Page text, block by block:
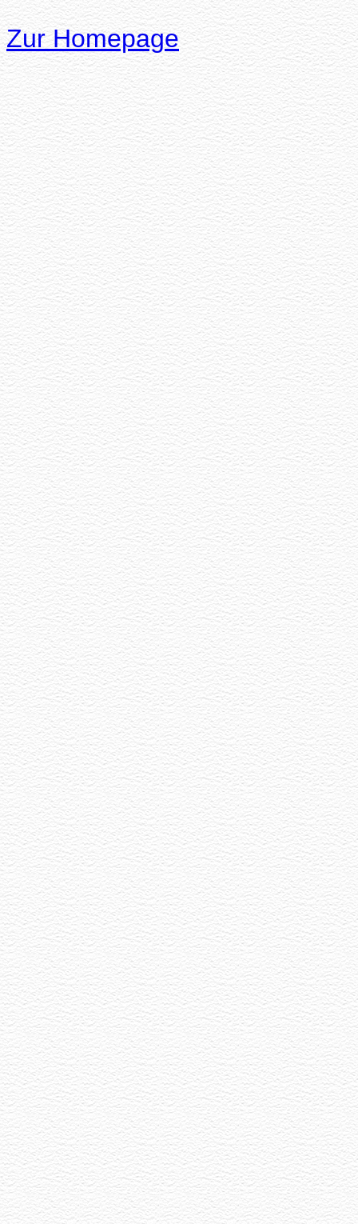
Zur Homepage